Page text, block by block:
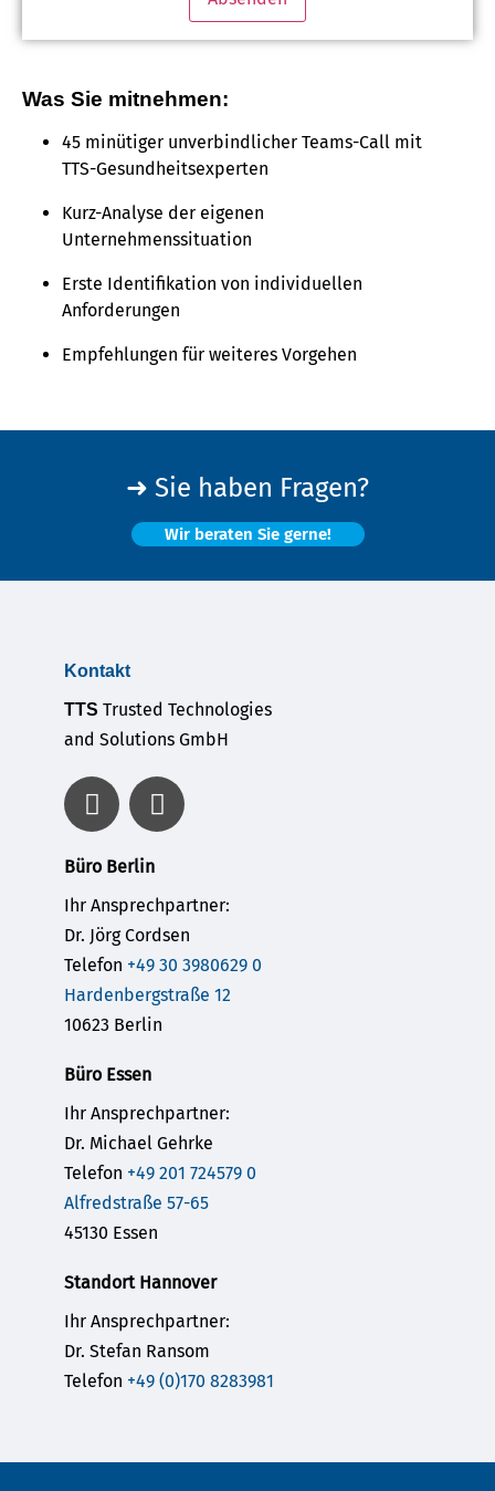
Was Sie mitnehmen:
45 minütiger unverbindlicher Teams-Call mit
TTS-Gesundheitsexperten
Kurz-Analyse der eigenen
Unternehmenssituation
Erste Identifikation von individuellen
Anforderungen
Empfehlungen für weiteres Vorgehen
➜ Sie haben Fragen?
Wir beraten Sie gerne!
Kontakt
TTS Trusted Technologies
and Solutions GmbH
Büro Berlin
Ihr Ansprechpartner:
Dr. Jörg Cordsen
Telefon +49 30 3980629 0
Hardenbergstraße 12
10623 Berlin
Büro Essen
Ihr Ansprechpartner:
Dr. Michael Gehrke
Telefon +49 201 724579 0
Alfredstraße 57-65
45130 Essen
Standort Hannover
Ihr Ansprechpartner:
Dr. Stefan Ransom
Telefon +49 (0)170 8283981